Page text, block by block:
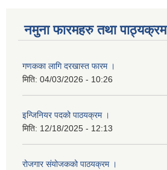
नमुना फारमहरु तथा पाठ्यक्रम
गणकका लागि दरखास्त फारम ।
मिति: 04/03/2026 - 10:26
इन्जिनियर पदको पाठयक्रम ।
मिति: 12/18/2025 - 12:13
रोजगार संयोजकको पाठयक्रम ।